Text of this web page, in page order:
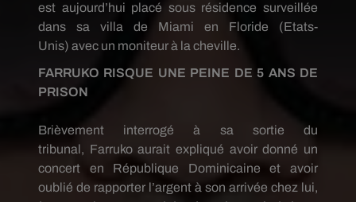
est aujourd’hui placé sous résidence surveillée
dans sa villa de Miami en Floride
(Etats-
Unis) avec un moniteur à la cheville.
FARRUKO RISQUE UNE PEINE DE 5 ANS DE
PRISON
Brièvement interrogé à sa sortie du
tribunal, Farruko aurait expliqué avoir donné un
concert en
République Dominicaine
et avoir
oublié de rapporter l’argent à son arrivée chez lui,